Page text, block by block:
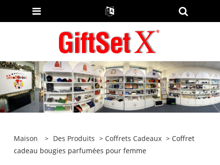
Maison > Des Produits > Coffrets Cadeaux > Coffret
cadeau bougies parfumées pour femme